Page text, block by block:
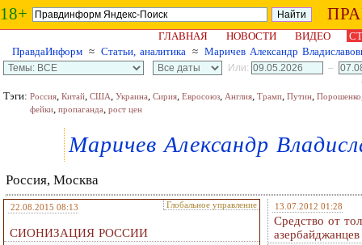
18+
ГЛАВНАЯ НОВОСТИ ВИДЕО
ПравдаИнформ ≈ Статьи, аналитика ≈ Маричев Александр
Или:
–
Тэги: Россия, Китай, США, Украина, Сирия, Евросоюз, Англия, Трамп, Путин, Порошенко
фейки, пропаганда, рост цен
Маричев Александр
Россия, Москва
22.08.2015 08:13 Глобальное управление
СИОНИЗАЦИЯ РОССИИ
13.07.2012 01:28
Средство от
азербайджанцев